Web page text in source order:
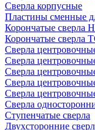
Сверла корпусные
Пластины сменные
Корончатые сверла
Корончатые сверла
Сверла
Сверла
Сверла
Сверла
Сверла
Сверла
Ступенчатые сверла
Двухсторонние